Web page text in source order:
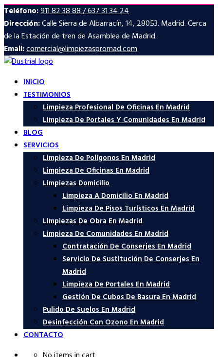
Teléfono:911 82 38 88 / 637 31 34 24
Dirección:Calle Sierra de Albarracín, 14, 28053. Madrid. Cerca
de la Estación de tren de Asamblea de Madrid.
Email:comercial@limpiezaspromad.com
INICIO
TESTIMONIOS
Limpieza Profesional De Oficinas En Madrid
Limpieza De Portales Y Comunidades En Madrid
BLOG
SERVICIOS
Limpieza De Polígonos En Madrid
Limpieza De Oficinas En Madrid
Limpiezas Domicilio
Limpieza A Domicilio En Madrid
Limpieza De Pisos Turísticos En Madrid
Limpiezas De Obra En Madrid
Limpieza De Comunidades En Madrid
Contratación De Conserjes En Madrid
Servicio De Sustitución De Conserjes En
Madrid
Limpieza De Portales En Madrid
Gestión De Cubos De Basura En Madrid
Pulido De Suelos En Madrid
Desinfección Con Ozono En Madrid
CONTACTO